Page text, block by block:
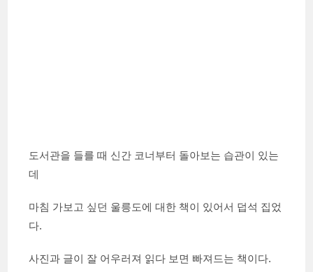
도서관을 들를 때 신간 코너부터 돌아보는 습관이 있는
데
마침 가보고 싶던 울릉도에 대한 책이 있어서 덥석 집었
다.
사진과 글이 잘 어우러져 읽다 보면 빠져드는 책이다.